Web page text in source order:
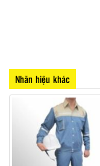
Nhãn hiệu khác